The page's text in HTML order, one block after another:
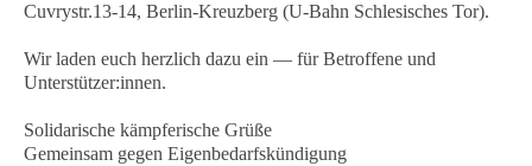
Cuvrystr.13-14, Berlin-Kreuzberg (U-Bahn Schlesisches Tor).
Wir laden euch herzlich dazu ein — für Betroffene und
Unterstützer:innen.
Solidarische kämpferische Grüße
Gemeinsam gegen Eigenbedarfskündigung